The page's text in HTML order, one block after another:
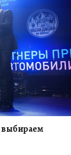
выбираем